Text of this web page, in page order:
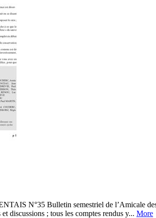
N°35 Bulletin semestriel de l’Amicale
discussions ; tous les comptes rendus y... More